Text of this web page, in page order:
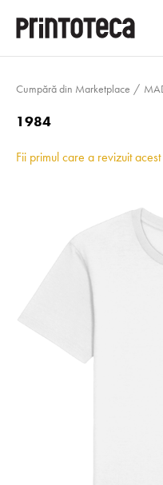
Cumpără din Marketplace
1984
Fii primul care a revizuit